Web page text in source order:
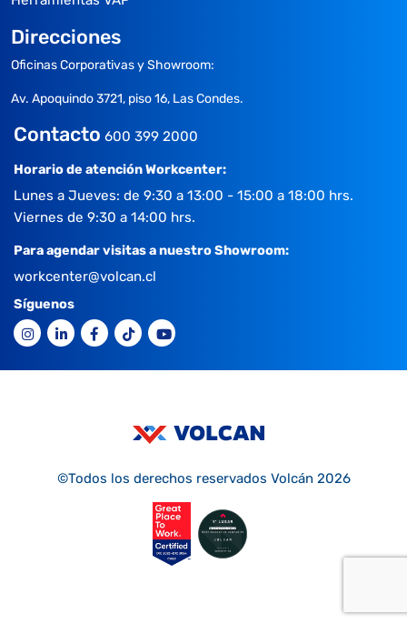
Direcciones
Oficinas Corporativas y Showroom:
Av. Apoquindo 3721, piso 16, Las Condes.
Contacto 600 399 2000
Horario de atención Workcenter:
Lunes a Jueves: de 9:30 a 13:00 - 15:00 a 18:00 hrs.
Viernes de 9:30 a 14:00 hrs.
Para agendar visitas a nuestro Showroom:
workcenter@volcan.cl
Síguenos
©Todos los derechos reservados Volcán 2026